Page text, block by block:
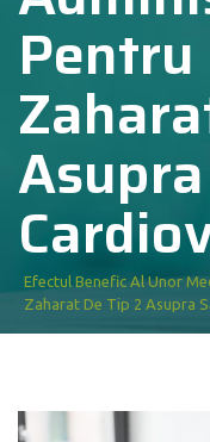
Efectul Benefic Al Unor
Zaharat De Tip 2 Asupra